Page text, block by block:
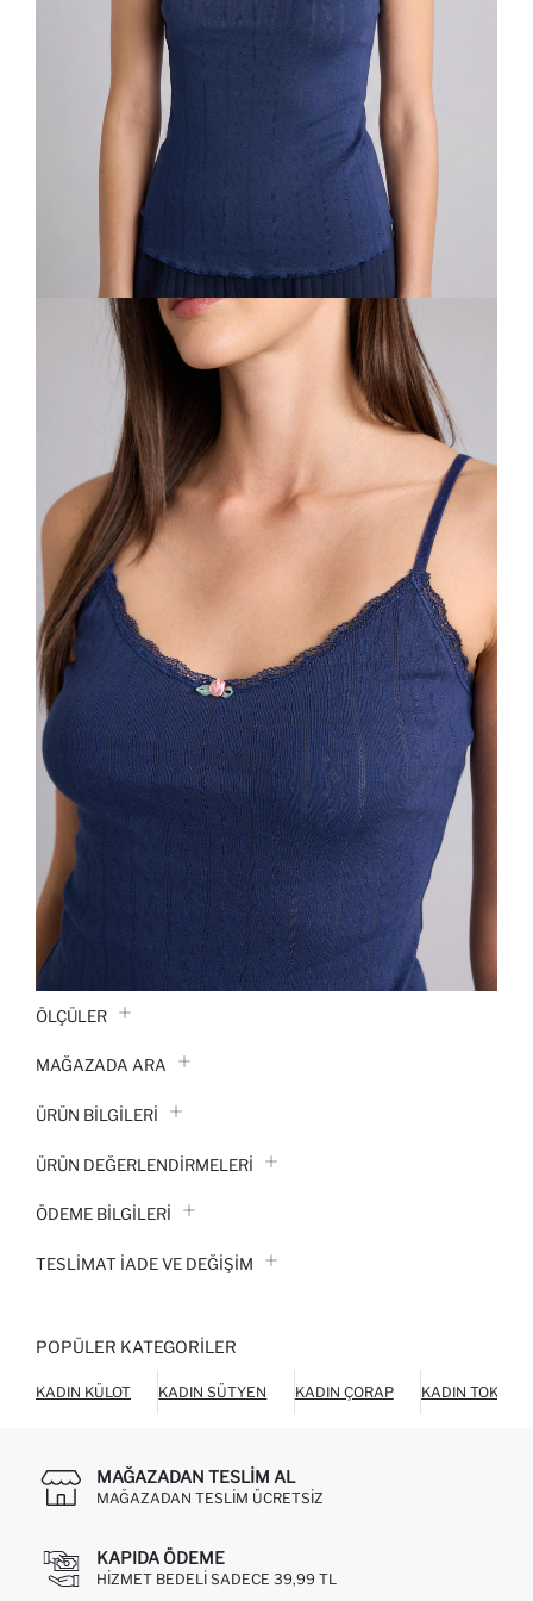
ÖLÇÜLER
MAĞAZADA ARA
ÜRÜN BILGILERI
ÜRÜN DEĞERLENDİRMELERİ
ÖDEME BİLGİLERİ
TESLIMAT İADE VE DEĞIŞIM
POPÜLER KATEGORILER
KADIN KÜLOT KADIN SÜTYEN KADIN ÇORAP KADIN TOKA
MAĞAZADAN TESLIM AL
MAĞAZADAN TESLIM ÜCRETSIZ
KAPIDA ÖDEME
HIZMET BEDELI SADECE 39,99 TL